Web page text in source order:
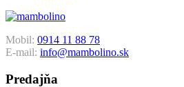
Mobil: 0914 11 88 78
E-mail: info@mambolino.sk
Predajňa